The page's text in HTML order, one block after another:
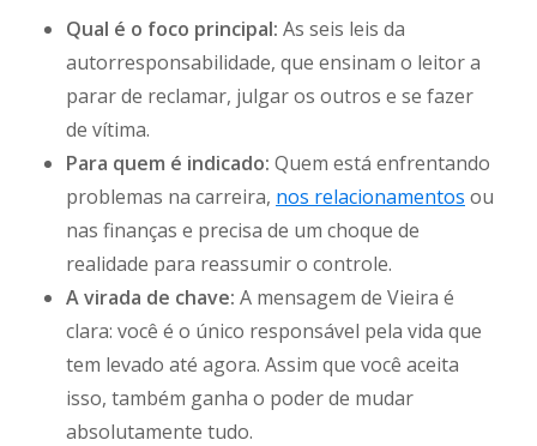
Qual é o foco principal: As seis leis da
autorresponsabilidade, que ensinam o leitor a
parar de reclamar, julgar os outros e se fazer
de vítima.
Para quem é indicado: Quem está enfrentando
problemas na carreira, nos relacionamentos ou
nas finanças e precisa de um choque de
realidade para reassumir o controle.
A virada de chave: A mensagem de Vieira é
clara: você é o único responsável pela vida que
tem levado até agora. Assim que você aceita
isso, também ganha o poder de mudar
absolutamente tudo.